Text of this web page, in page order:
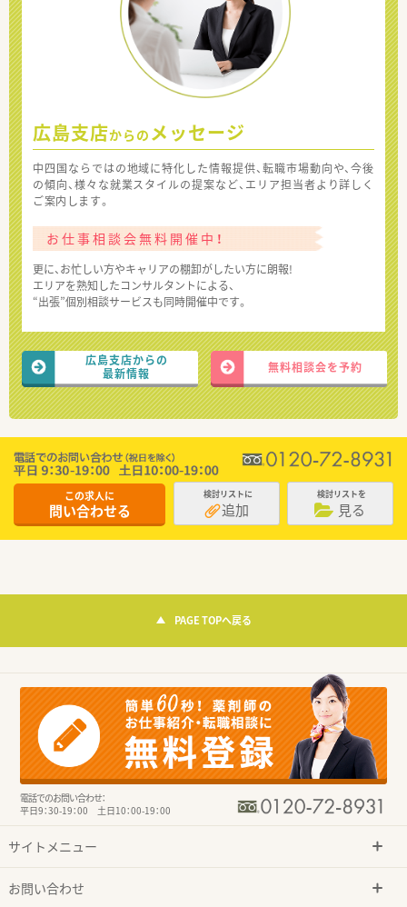
広島支店からの メッセージ
中四国ならではの地域に特化した情報提供、転職市場動向や、今後
の傾向、様々な就業スタイルの提案など、エリア担当者より詳しく
ご案内します。
お仕事相談会無料開催中！
更に、お忙しい方やキャリアの棚卸がしたい方に朗報!
エリアを熟知したコンサルタントによる、
“出張”個別相談サービスも同時開催中です。
広島支店からの
最新情報
無料相談会を予約
この求人に
問い合わせる
検討リストに
追加
検討リストを
見る
PAGE TOPへ戻る
電話でのお問い合わせ：
平日9：30-19：00 土日10：00-19：00
サイトメニュー
お問い合わせ